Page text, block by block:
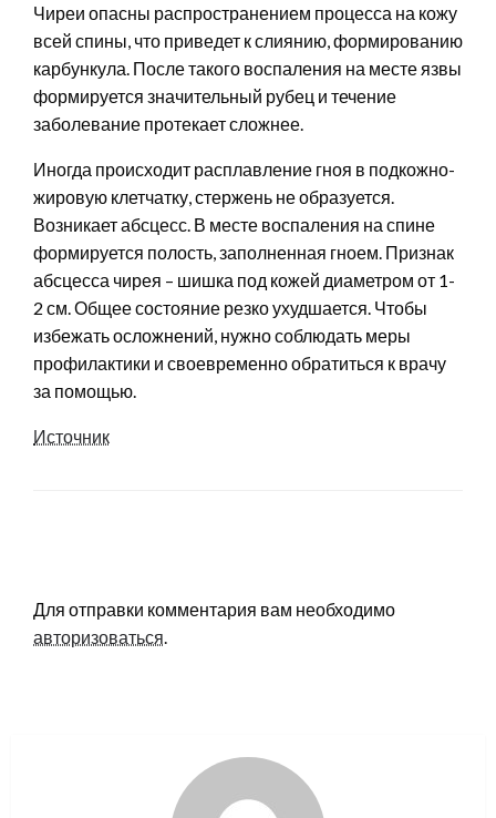
Чиреи опасны распространением процесса на кожу
всей спины, что приведет к слиянию, формированию
карбункула. После такого воспаления на месте язвы
формируется значительный рубец и течение
заболевание протекает сложнее.
Иногда происходит расплавление гноя в подкожно-
жировую клетчатку, стержень не образуется.
Возникает абсцесс. В месте воспаления на спине
формируется полость, заполненная гноем. Признак
абсцесса чирея – шишка под кожей диаметром от 1-
2 см. Общее состояние резко ухудшается. Чтобы
избежать осложнений, нужно соблюдать меры
профилактики и своевременно обратиться к врачу
за помощью.
Источник
Для отправки комментария вам необходимо
авторизоваться.